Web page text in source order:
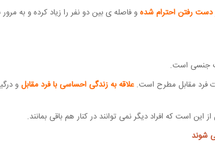
دست رفتن احترام شدهو فاصله ی بین دو نفر را زیاد کرده و به
جنسی است.
فرد مقابل مطرح است.علاقه به زندگی احساسی با فرد مقابلو
است که افراد دیگر نمی توانند در کنار هم باقی بمانند.
شوند